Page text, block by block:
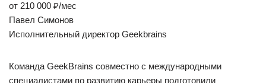
от 210 000 ₽/мес
Павел Симонов
Исполнительный директор Geekbrains
Команда GeekBrains совместно с международными
специалистами по развитию карьеры подготовили